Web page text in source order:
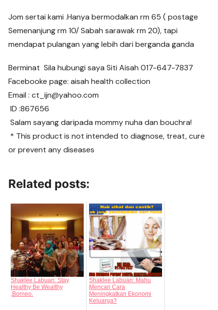
Jom sertai kami .Hanya bermodalkan rm 65 ( postage
Semenanjung rm 10/ Sabah sarawak rm 20), tapi
mendapat pulangan yang lebih dari berganda ganda
Berminat Sila hubungi saya Siti Aisah 017-647-7837
Facebooke page: aisah health collection
Email : ct_ijn@yahoo.com
ID :867656
Salam sayang daripada mommy nuha dan bouchra!
* This product is not intended to diagnose, treat, cure
or prevent any diseases
Related posts:
Shaklee Labuan: Stay
Healthy Be Wealthy
,Borneo.
Shaklee Labuan: Mahu
Mencari Cara
Meningkatkan Ekonomi
Keluarga?